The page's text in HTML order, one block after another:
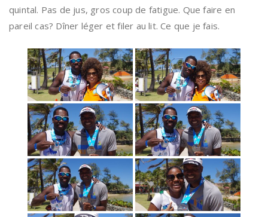
quintal. Pas de jus, gros coup de fatigue. Que faire en
pareil cas? Dîner léger et filer au lit. Ce que je fais.